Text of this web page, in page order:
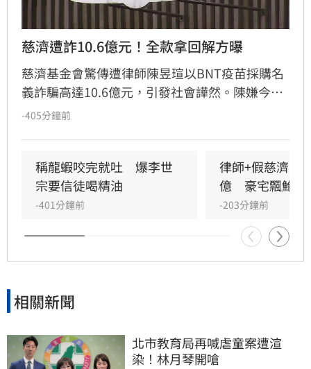
慈濟遭詐10.6億元！全款拿回解方曝
慈濟基金會驚傳遭律師陳昱瑄以BNT疫苗採購名
義詐騙高達10.6億元，引發社會譁然。陳嫌今年
5月已遭羈押，但慈濟直到起訴曝光才發表聲
內部審核機制疏漏，更有法界人士認為聲明內容
顯得被動且不尋常。
-405分鐘前
稱龍蝦咬完就吐　爆李世
宗要信徒喝精油
-401分鐘前
律師+假慈濟青
億　豪宅飄鮑魚
-203分鐘前
相關新聞
北市教育局再喊虐童案遭渲
染！林月琴開嗆